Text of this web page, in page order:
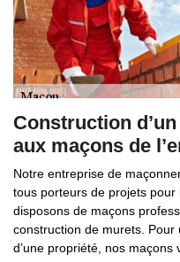
Construction
aux maçons de
Notre entreprise de
tous porteurs de projets
disposons de maçons
construction de murets.
d’une propriété, nos maçons